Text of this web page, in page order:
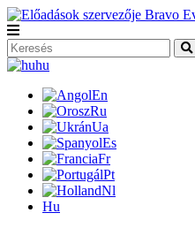
hu
En
Ru
Ua
Es
Fr
Pt
Nl
Hu